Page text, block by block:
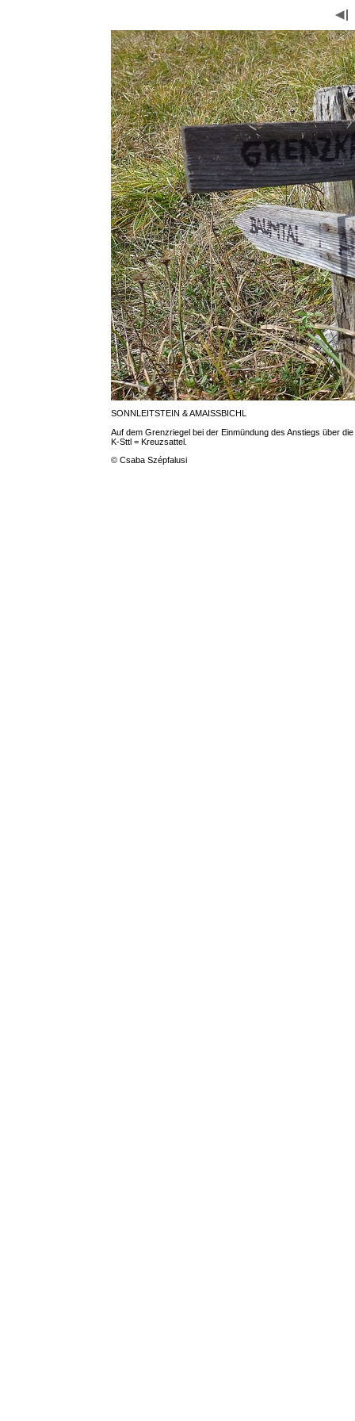
SONNLEITSTEIN & AMAISSBICHL
Auf dem Grenzriegel bei der Einmündung des Anstiegs über
K-Sttl = Kreuzsattel.
© Csaba Szépfalusi